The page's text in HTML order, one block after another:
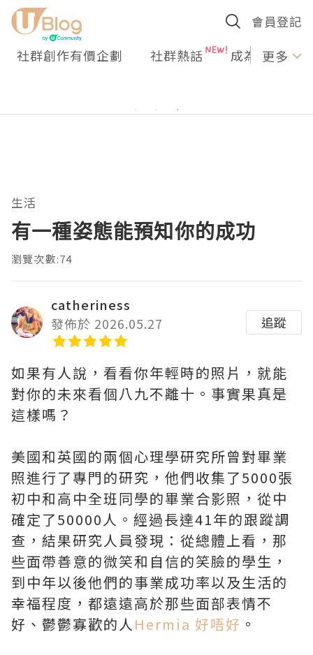
會員登記
社群創作有價企劃 社群熱話 成為U更多
生活
有一種姿態能預知你的成功
瀏覽次數:74
catheriness
發佈於 2026.05.27
追蹤
如果有人說，看看你年輕時的照片，就能
對你的未來看個八九不離十。事實果真是
這樣嗎？
美國和英國的兩個心理學研究所曾對畢業
照進行了專門的研究，他們收集了5000張
初中和高中全班同學的畢業合影照，從中
確定了50000人。經過長達41年的跟蹤調
查，結果研究人員發現：從總體上看，那
些面帶善意的微笑和自信的笑臉的學生，
到中年以後他們的事業成功率以及生活的
幸福程度，都遠遠高於那些面部表情不
好、鬱鬱寡歡的人Hermia 好唔好 。